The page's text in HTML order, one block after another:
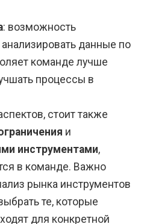
: возможность
данные по
команде лучше
процессы в
стоит также
и
инструментами,
в команде. Важно
рынка инструментов
те, которые
для конкретной